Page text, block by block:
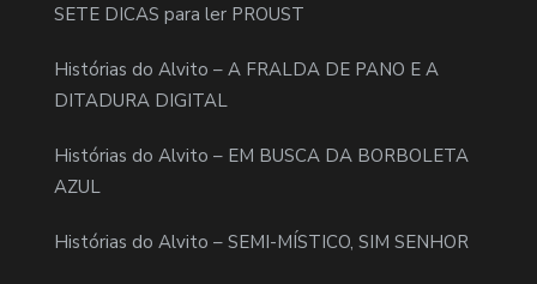
SETE DICAS para ler PROUST
Histórias do Alvito – A FRALDA DE PANO E A
DITADURA DIGITAL
Histórias do Alvito – EM BUSCA DA BORBOLETA
AZUL
Histórias do Alvito – SEMI-MÍSTICO, SIM SENHOR